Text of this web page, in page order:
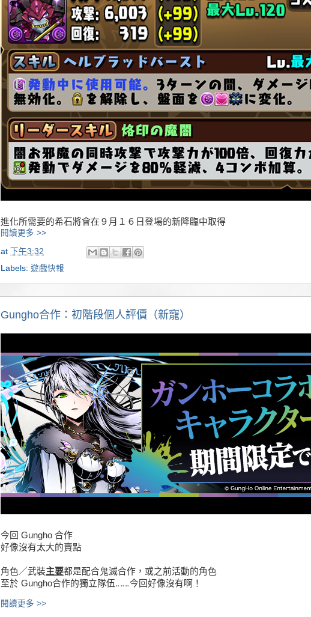
進化所需要的希石將會在９月１６日登場的新降臨中取得
閱讀更多 >>
at
下午3:32
Labels: 遊戲快報
Gungho合作：初階段個人評價（新寵）
今回 Gungho 合作
好像沒有太大的賣點
角色／武裝主要都是配合鬼滅合作，或之前活動的角色
至於 Gungho合作的獨立隊伍‥‥‥今回好像沒有啊！
閱讀更多 >>